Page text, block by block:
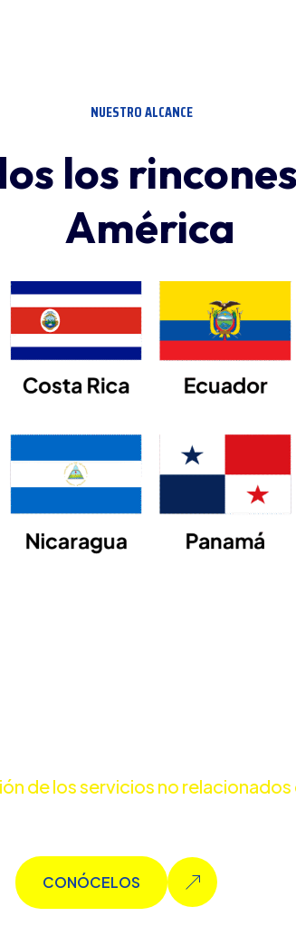
NUESTRO ALCANCE
los
América
de los servicios no relacionados
CONÓCELOS